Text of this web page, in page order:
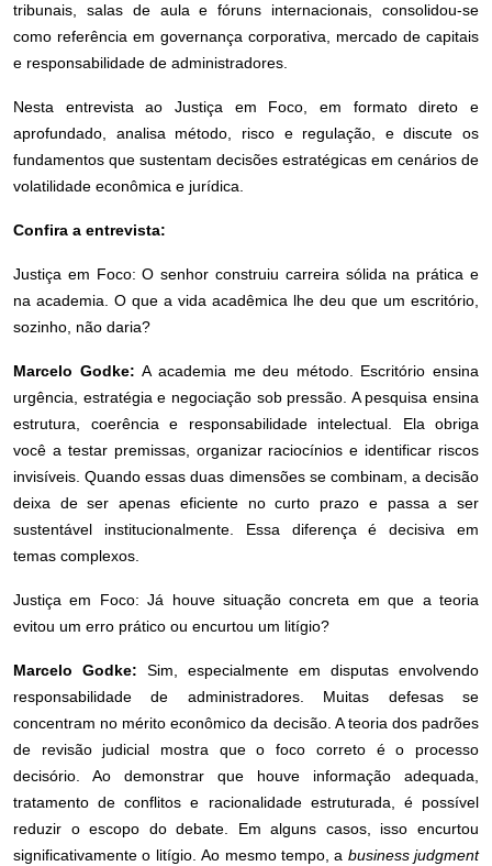
tribunais, salas de aula e fóruns internacionais, consolidou-se
como referência em governança corporativa, mercado de capitais
e responsabilidade de administradores.
Nesta entrevista ao Justiça em Foco, em formato direto e
aprofundado, analisa método, risco e regulação, e discute os
fundamentos que sustentam decisões estratégicas em cenários de
volatilidade econômica e jurídica.
Confira a entrevista:
Justiça em Foco: O senhor construiu carreira sólida na prática e
na academia. O que a vida acadêmica lhe deu que um escritório,
sozinho, não daria?
Marcelo Godke: A academia me deu método. Escritório ensina
urgência, estratégia e negociação sob pressão. A pesquisa ensina
estrutura, coerência e responsabilidade intelectual. Ela obriga
você a testar premissas, organizar raciocínios e identificar riscos
invisíveis. Quando essas duas dimensões se combinam, a decisão
deixa de ser apenas eficiente no curto prazo e passa a ser
sustentável institucionalmente. Essa diferença é decisiva em
temas complexos.
Justiça em Foco: Já houve situação concreta em que a teoria
evitou um erro prático ou encurtou um litígio?
Marcelo Godke: Sim, especialmente em disputas envolvendo
responsabilidade de administradores. Muitas defesas se
concentram no mérito econômico da decisão. A teoria dos padrões
de revisão judicial mostra que o foco correto é o processo
decisório. Ao demonstrar que houve informação adequada,
tratamento de conflitos e racionalidade estruturada, é possível
reduzir o escopo do debate. Em alguns casos, isso encurtou
significativamente o litígio. Ao mesmo tempo, a business judgment